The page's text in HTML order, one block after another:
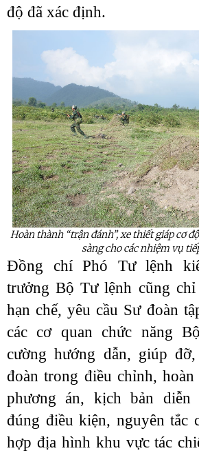
độ đã xác định.
Hoàn thành “trận đánh”, xe thiết giápcơ
sàng cho các nhiệm vụ
Đồng chí Phó Tư lệnh
trưởng Bộ Tư lệnh cũng
hạn chế, yêu cầu Sư đoàn
các cơ quan chức năng
cường hướng dẫn, giúp
đoàn trong điều chỉnh, hoàn
phương án, kịch bản diễn
đúng điều kiện, nguyên tắc
hợp địa hình khu vực tác